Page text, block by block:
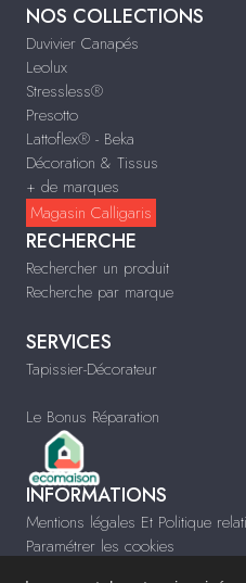
NOS COLLECTIONS
Duvivier Canapés
Leolux
Stressless®
Presotto
Lattoflex® - Beka
Décoration & Tissus
+ de marques
Magasin Calligaris
RECHERCHE
Rechercher un produit
Recherche par marque
SERVICES
Tapissier-Décorateur
Le Bonus Réparation
INFORMATIONS
Mentions légales Et Politique
Paramétrer les cookies